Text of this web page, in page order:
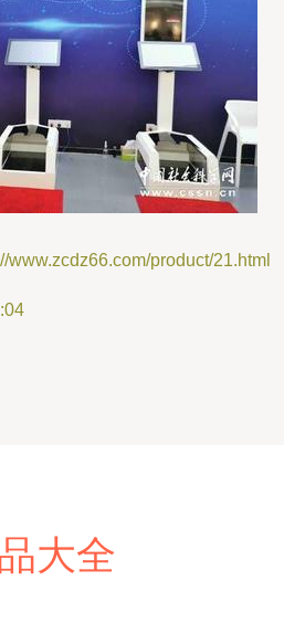
product/21.html
大全